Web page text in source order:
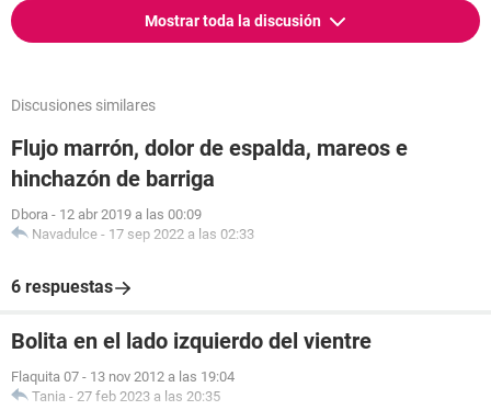
Mostrar toda la discusión
Discusiones similares
Flujo marrón, dolor de espalda, mareos e
hinchazón de barriga
Dbora - 12 abr 2019 a las 00:09
Navadulce - 17 sep 2022 a las 02:33
6 respuestas
Bolita en el lado izquierdo del vientre
Flaquita 07 - 13 nov 2012 a las 19:04
Tania - 27 feb 2023 a las 20:35